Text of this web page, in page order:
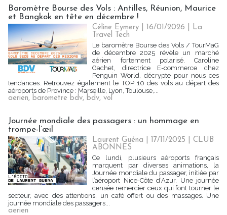
Baromètre Bourse des Vols : Antilles, Réunion, Maurice
et Bangkok en tête en décembre !
Céline Eymery | 16/01/2026
La
Travel Tech
Le baromètre Bourse des Vols / TourMaG
de décembre 2025 révèle un marché
aérien fortement polarisé. Caroline
Gachet, directrice E-commerce chez
Penguin World, décrypte pour nous ces
tendances. Retrouvez également le TOP 10 des vols au départ des
aéroports de Province : Marseille, Lyon, Toulouse,...
aerien, barometre bdv, bdv, vol
Journée mondiale des passagers : un hommage en
trompe-l’œil
Laurent Guéna | 17/11/2025 |CLUB
ABONNES
Ce lundi, plusieurs aéroports français
marquent par diverses animations, la
Journée mondiale du passager, initiée par
l’aéroport Nice-Côte d’Azur. Une journée
censée remercier ceux qui font tourner le
secteur, avec des attentions, un café offert ou des massages. Une
journée mondiale des passagers...
aerien